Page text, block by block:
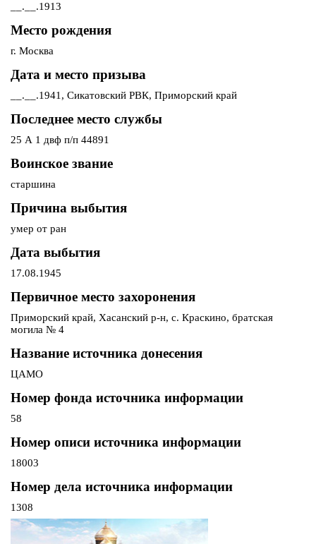
__.__.1913
Место рождения
г. Москва
Дата и место призыва
__.__.1941, Сикатовский РВК, Приморский край
Последнее место службы
25 А 1 двф п/п 44891
Воинское звание
старшина
Причина выбытия
умер от ран
Дата выбытия
17.08.1945
Первичное место захоронения
Приморский край, Хасанский р-н, с. Краскино, братская
могила № 4
Название источника донесения
ЦАМО
Номер фонда источника информации
58
Номер описи источника информации
18003
Номер дела источника информации
1308